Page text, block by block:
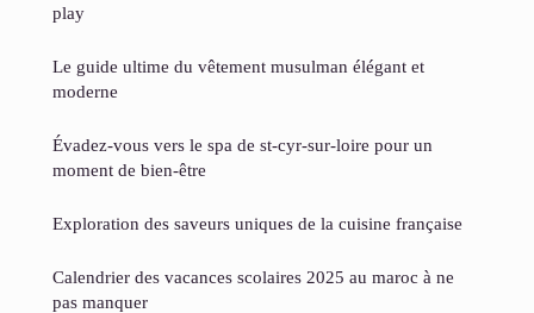
play
Le guide ultime du vêtement musulman élégant et
moderne
Évadez-vous vers le spa de st-cyr-sur-loire pour un
moment de bien-être
Exploration des saveurs uniques de la cuisine française
Calendrier des vacances scolaires 2025 au maroc à ne
pas manquer